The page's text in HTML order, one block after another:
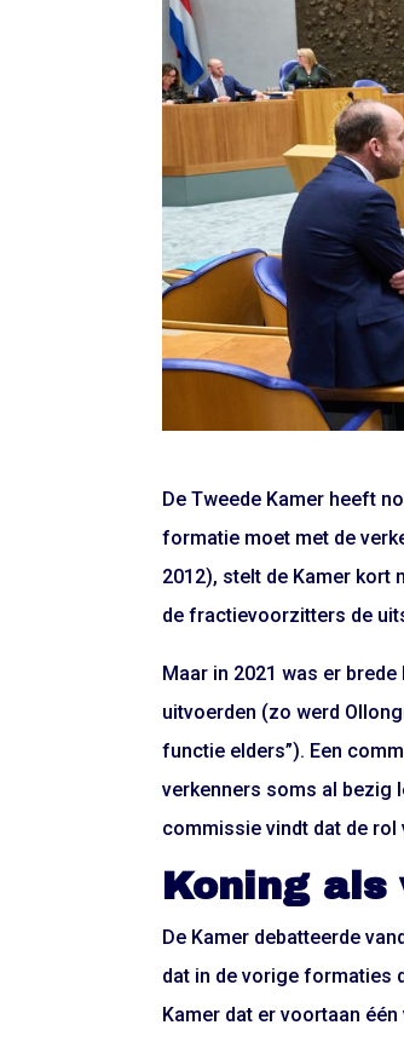
De Tweede Kamer heeft
formatie moet met de
2012), stelt de Kamer kort
de fractievoorzitters de
Maar in 2021 was er
uitvoerden (zo werd
functie elders”). Een
verkenners soms al bezig
commissie vindt dat de rol
Koning als
De Kamer debatteerde
dat in de vorige formaties
Kamer dat er voortaan